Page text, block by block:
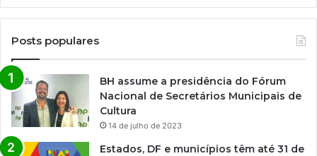
Posts populares
BH assume a presidência do Fórum
Nacional de Secretários Municipais de
Cultura
14 de julho de 2023
Estados, DF e municípios têm até 31 de